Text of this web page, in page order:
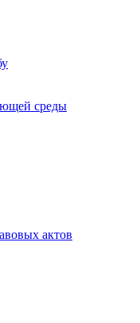
среды
актов